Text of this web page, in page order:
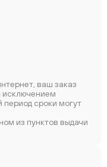
ваш заказ
исключением
период сроки могут
из пунктов выдачи